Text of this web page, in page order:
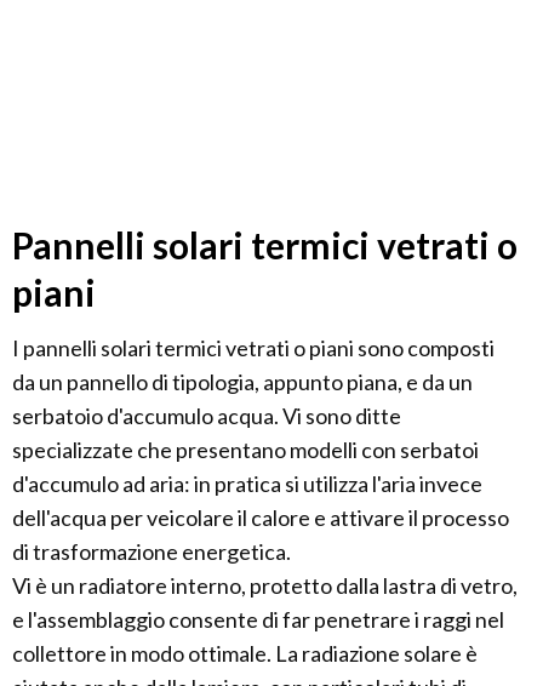
Pannelli solari termici vetrati o
piani
I pannelli solari termici vetrati o piani sono composti
da un pannello di tipologia, appunto piana, e da un
serbatoio d'accumulo acqua. Vi sono ditte
specializzate che presentano modelli con serbatoi
d'accumulo ad aria: in pratica si utilizza l'aria invece
dell'acqua per veicolare il calore e attivare il processo
di trasformazione energetica.
Vi è un radiatore interno, protetto dalla lastra di vetro,
e l'assemblaggio consente di far penetrare i raggi nel
collettore in modo ottimale. La radiazione solare è